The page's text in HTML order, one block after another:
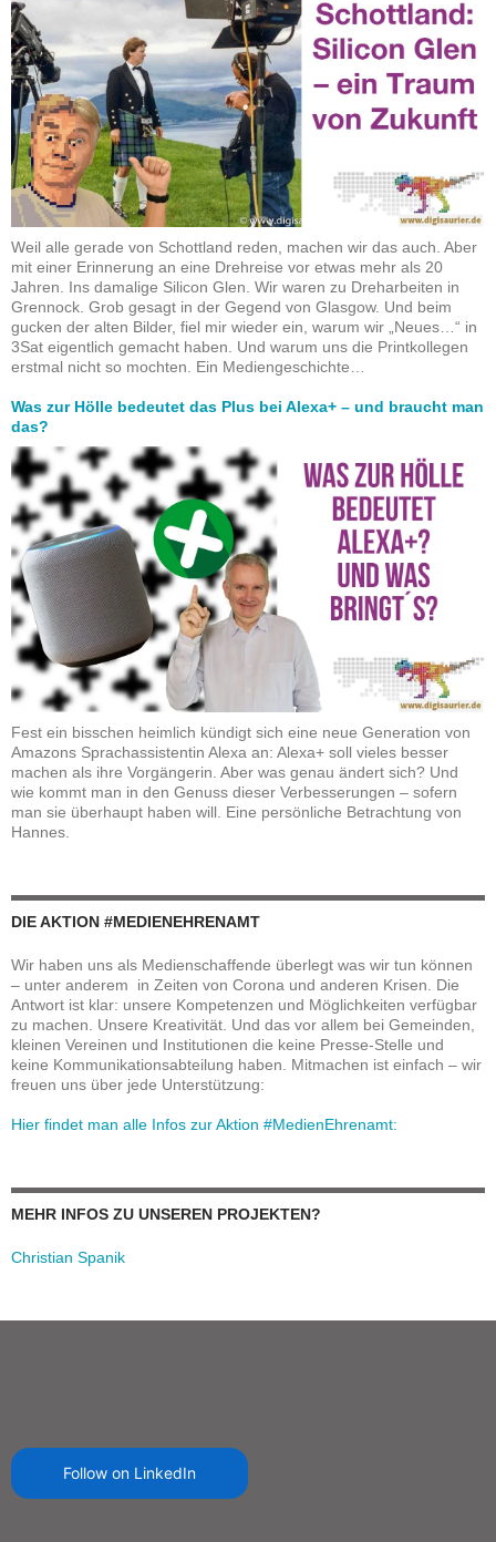
Weil alle gerade von Schottland reden, machen wir das auch. Aber
mit einer Erinnerung an eine Drehreise vor etwas mehr als 20
Jahren. Ins damalige Silicon Glen. Wir waren zu Dreharbeiten in
Grennock. Grob gesagt in der Gegend von Glasgow. Und beim
gucken der alten Bilder, fiel mir wieder ein, warum wir „Neues…“ in
3Sat eigentlich gemacht haben. Und warum uns die Printkollegen
erstmal nicht so mochten. Ein Mediengeschichte…
Was zur Hölle bedeutet das Plus bei Alexa+ – und braucht man
das?
Fest ein bisschen heimlich kündigt sich eine neue Generation von
Amazons Sprachassistentin Alexa an: Alexa+ soll vieles besser
machen als ihre Vorgängerin. Aber was genau ändert sich? Und
wie kommt man in den Genuss dieser Verbesserungen – sofern
man sie überhaupt haben will. Eine persönliche Betrachtung von
Hannes.
DIE AKTION #MEDIENEHRENAMT
Wir haben uns als Medienschaffende überlegt was wir tun können
– unter anderem in Zeiten von Corona und anderen Krisen. Die
Antwort ist klar: unsere Kompetenzen und Möglichkeiten verfügbar
zu machen. Unsere Kreativität. Und das vor allem bei Gemeinden,
kleinen Vereinen und Institutionen die keine Presse-Stelle und
keine Kommunikationsabteilung haben. Mitmachen ist einfach – wir
freuen uns über jede Unterstützung:
Hier findet man alle Infos zur Aktion #MedienEhrenamt:
MEHR INFOS ZU UNSEREN PROJEKTEN?
Christian Spanik
Follow on LinkedIn